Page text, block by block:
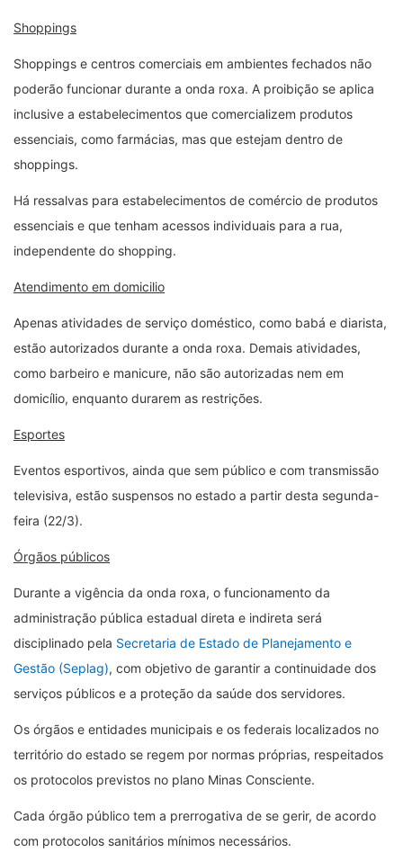
Shoppings
Shoppings e centros comerciais em ambientes fechados não
poderão funcionar durante a onda roxa. A proibição se aplica
inclusive a estabelecimentos que comercializem produtos
essenciais, como farmácias, mas que estejam dentro de
shoppings.
Há ressalvas para estabelecimentos de comércio de produtos
essenciais e que tenham acessos individuais para a rua,
independente do shopping.
Atendimento em domicilio
Apenas atividades de serviço doméstico, como babá e diarista,
estão autorizados durante a onda roxa. Demais atividades,
como barbeiro e manicure, não são autorizadas nem em
domicílio, enquanto durarem as restrições.
Esportes
Eventos esportivos, ainda que sem público e com transmissão
televisiva, estão suspensos no estado a partir desta segunda-
feira (22/3).
Órgãos públicos
Durante a vigência da onda roxa, o funcionamento da
administração pública estadual direta e indireta será
disciplinado pela Secretaria de Estado de Planejamento e
Gestão (Seplag), com objetivo de garantir a continuidade dos
serviços públicos e a proteção da saúde dos servidores.
Os órgãos e entidades municipais e os federais localizados no
território do estado se regem por normas próprias, respeitados
os protocolos previstos no plano Minas Consciente.
Cada órgão público tem a prerrogativa de se gerir, de acordo
com protocolos sanitários mínimos necessários.